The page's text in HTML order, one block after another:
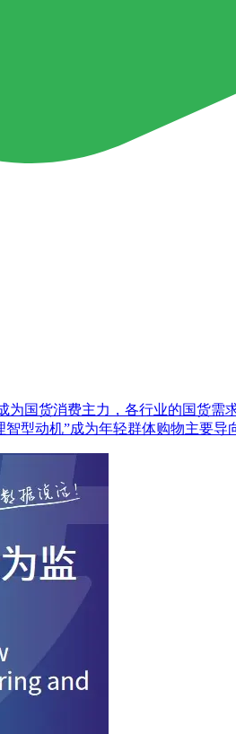
国货消费主力，各行业的国货
型动机”成为年轻群体购物主要导